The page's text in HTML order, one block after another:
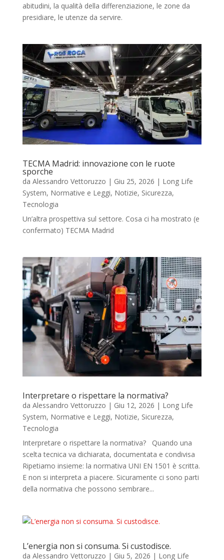
abitudini, la qualità della differenziazione, le zone da
presidiare, le utenze da servire.
TECMA Madrid: innovazione con le ruote
sporche
da Alessandro Vettoruzzo | Giu 25, 2026 | Long Life
System, Normative e Leggi, Notizie, Sicurezza,
Tecnologia
Un’altra prospettiva sul settore. Cosa ci ha mostrato (e
confermato) TECMA Madrid
Interpretare o rispettare la normativa?
da Alessandro Vettoruzzo | Giu 12, 2026 | Long Life
System, Normative e Leggi, Notizie, Sicurezza,
Tecnologia
Interpretare o rispettare la normativa? Quando una
scelta tecnica va dichiarata, documentata e condivisa
Ripetiamo insieme: la normativa UNI EN 1501 è scritta.
E non si interpreta a piacere. Sicuramente ci sono parti
della normativa che possono sembrare...
L’energia non si consuma. Si custodisce.
da Alessandro Vettoruzzo | Giu 5, 2026 | Long Life